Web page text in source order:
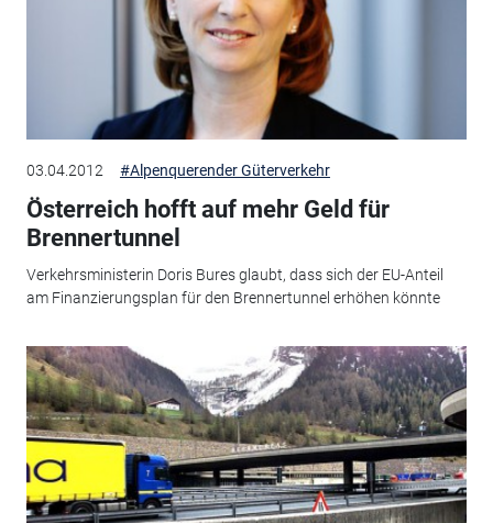
03.04.2012 #Alpenquerender Güterverkehr
Österreich hofft auf mehr Geld für
Brennertunnel
Verkehrsministerin Doris Bures glaubt, dass sich der EU-Anteil
am Finanzierungsplan für den Brennertunnel erhöhen könnte